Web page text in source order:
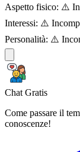
Aspetto fisico: ⚠️
Interessi: ⚠️
Personalità: ⚠️
Chat Gratis
Come passare il
conoscenze!